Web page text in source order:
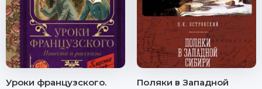
Уроки французского.
Поляки в Западной